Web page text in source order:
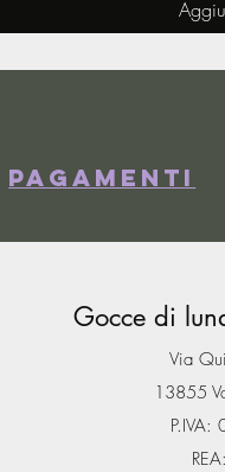
Pagamenti
Gocce di
Via
13855